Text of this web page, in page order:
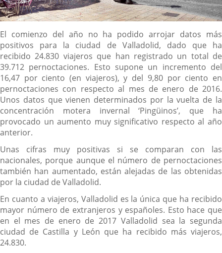
Descripción
El comienzo del año no ha podido arrojar datos más
positivos para la ciudad de Valladolid, dado que ha
recibido 24.830 viajeros que han registrado un total de
39.712 pernoctaciones. Esto supone un incremento del
16,47 por ciento (en viajeros), y del 9,80 por ciento en
pernoctaciones con respecto al mes de enero de 2016.
Unos datos que vienen determinados por la vuelta de la
concentración motera invernal ‘Pingüinos’, que ha
provocado un aumento muy significativo respecto al año
anterior.
Unas cifras muy positivas si se comparan con las
nacionales, porque aunque el número de pernoctaciones
también han aumentado, están alejadas de las obtenidas
por la ciudad de Valladolid.
En cuanto a viajeros, Valladolid es la única que ha recibido
mayor número de extranjeros y españoles. Esto hace que
en el mes de enero de 2017 Valladolid sea la segunda
ciudad de Castilla y León que ha recibido más viajeros,
24.830.